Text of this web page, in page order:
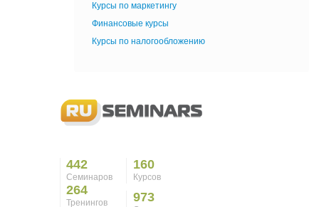
Курсы по маркетингу
Финансовые курсы
Курсы по налогообложению
442
Семинаров
160
Курсов
264
Тренингов 973